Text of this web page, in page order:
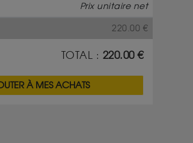
Prix unitaire net
220.00 €
TOTAL : 220.00€
À MES ACHATS